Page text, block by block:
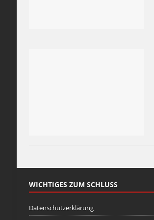
WICHTIGES ZUM SCHLUSS
Datenschutzerklärung